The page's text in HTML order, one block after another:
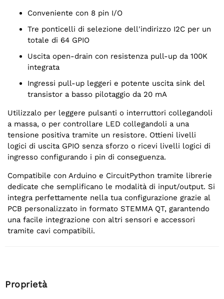
Conveniente con 8 pin I/O
Tre ponticelli di selezione dell'indirizzo I2C per un
totale di 64 GPIO
Uscita open-drain con resistenza pull-up da 100K
integrata
Ingressi pull-up leggeri e potente uscita sink del
transistor a basso pilotaggio da 20 mA
Utilizzalo per leggere pulsanti o interruttori collegandoli
a massa, o per controllare LED collegandoli a una
tensione positiva tramite un resistore. Ottieni livelli
logici di uscita GPIO senza sforzo o ricevi livelli logici di
ingresso configurando i pin di conseguenza.
Compatibile con Arduino e CircuitPython tramite librerie
dedicate che semplificano le modalità di input/output. Si
integra perfettamente nella tua configurazione grazie al
PCB personalizzato in formato STEMMA QT, garantendo
una facile integrazione con altri sensori e accessori
tramite cavi compatibili.
Proprietà